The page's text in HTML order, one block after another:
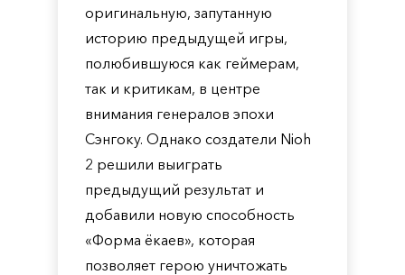
оригинальную, запутанную
историю предыдущей игры,
полюбившуюся как геймерам,
так и критикам, в центре
внимания генералов эпохи
Сэнгоку. Однако создатели Nioh
2 решили выиграть
предыдущий результат и
добавили новую способность
«Форма ёкаев», которая
позволяет герою уничтожать